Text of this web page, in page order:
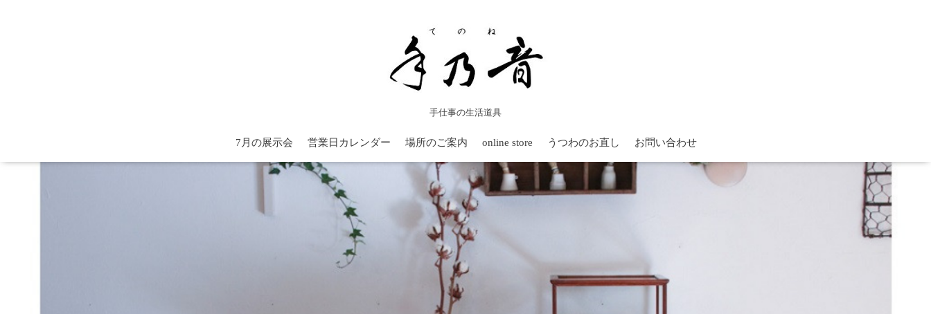
手仕事の生活道具
7月の展示会 営業日カレンダー 場所のご案内 online store うつわのお直し お問い合わせ